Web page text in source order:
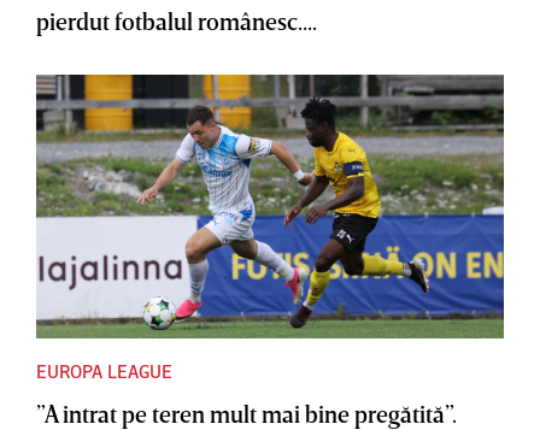
pierdut fotbalul românesc....
EUROPA LEAGUE
”A intrat pe teren mult mai bine pregătită”.